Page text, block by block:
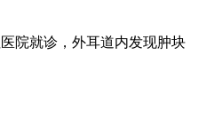
院就诊，外耳道内发现肿块